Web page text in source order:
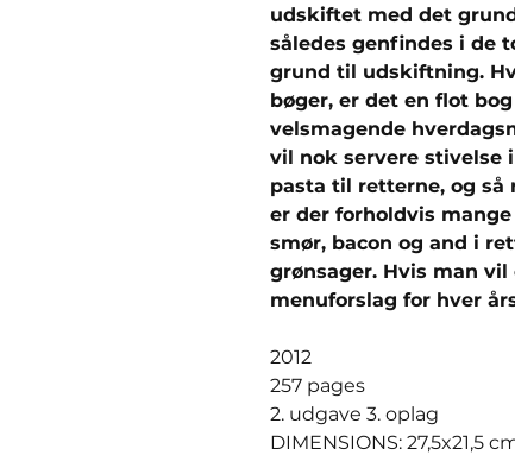
udskiftet med det
således genfindes i de
grund til udskiftning.
bøger, er det en flot
velsmagende
vil nok servere stivelse
pasta til retterne, og så
er der forholdvis
smør, bacon og and i
grønsager. Hvis man
menuforslag for hver
2012
257 pages
2. udgave 3. oplag
DIMENSIONS: 27,5x21,5